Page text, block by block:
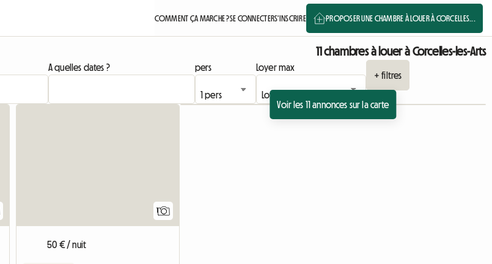
COMMENT ÇA MARCHE ?SE CONNECTERS'INSCRIRE PROPOSER UNE CHAMBRE À LOUER À CORCELLES...
11 chambres à louer à Corcelles-les-Arts
A quelles dates ? pers
Loyer max
+ filtres
Voir les 11 annonces sur la carte
1
50 € / nuit